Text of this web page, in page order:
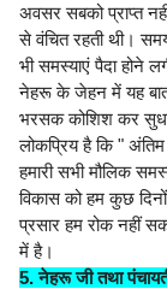
अवसर सबको प्राप्त
से वंचित रहती थी।
भी समस्याएं पैदा होने
नेहरू के जेहन में यह बात
भरसक कोशिश कर
लोकप्रिय है कि " अंतिम
हमारी सभी मौलिक
विकास को हम कुछ
प्रसार हम रोक नहीं
में है।
5. नेहरू जी तथा